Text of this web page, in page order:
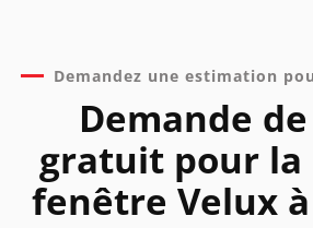
Demandez une estimation
Demande
gratuit pour la
fenêtre Velux